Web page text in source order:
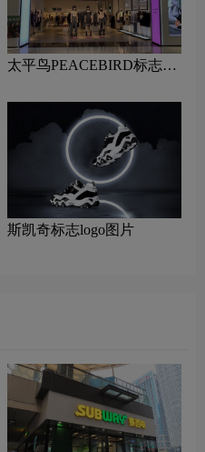
太平鸟PEACEBIRD标志
斯凯奇标志logo图片